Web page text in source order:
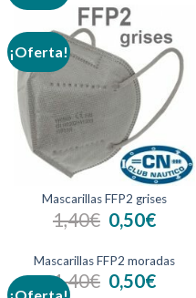
¡Oferta!
Mascarillas FFP2 grises
1,40€ 0,50€
¡Oferta!
Mascarillas FFP2 moradas
1,40€ 0,50€